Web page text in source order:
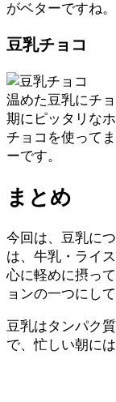
がベターですね。
豆乳チョコ
温めた豆乳にチ
期にピッタリな
チョコを使って
ーです。
まとめ
今回は、豆乳に
は、牛乳・ライ
心に軽めに摂っ
ョンの一つにして
豆乳はタンパク
で、忙しい朝に